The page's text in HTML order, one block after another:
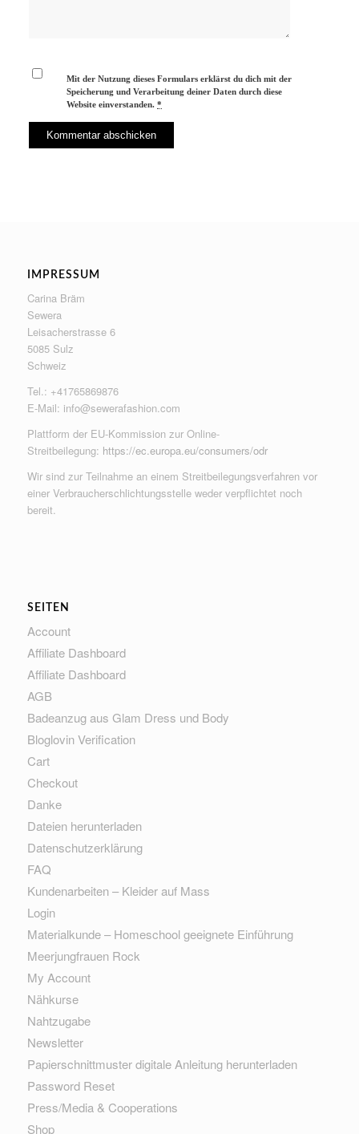
Mit der Nutzung dieses Formulars erklärst du dich mit der
Speicherung und Verarbeitung deiner Daten durch diese
Website einverstanden.*
IMPRESSUM
Carina Bräm
Sewera
Leisacherstrasse 6
5085 Sulz
Schweiz
Tel.: +41765869876
E-Mail: info@sewerafashion.com
Plattform der EU-Kommission zur Online-
Streitbeilegung: https://ec.europa.eu/consumers/odr
Wir sind zur Teilnahme an einem Streitbeilegungsverfahren vor
einer Verbraucherschlichtungsstelle weder verpflichtet noch
bereit.
SEITEN
Account
Affiliate Dashboard
Affiliate Dashboard
AGB
Badeanzug aus Glam Dress und Body
Bloglovin Verification
Cart
Checkout
Danke
Dateien herunterladen
Datenschutzerklärung
FAQ
Kundenarbeiten – Kleider auf Mass
Login
Materialkunde – Homeschool geeignete Einführung
Meerjungfrauen Rock
My Account
Nähkurse
Nahtzugabe
Newsletter
Papierschnittmuster digitale Anleitung herunterladen
Password Reset
Press/Media & Cooperations
Shop